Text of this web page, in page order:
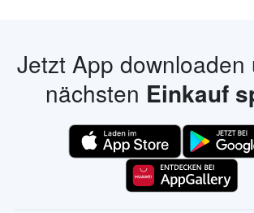
Jetzt App downloaden
nächsten Einkauf